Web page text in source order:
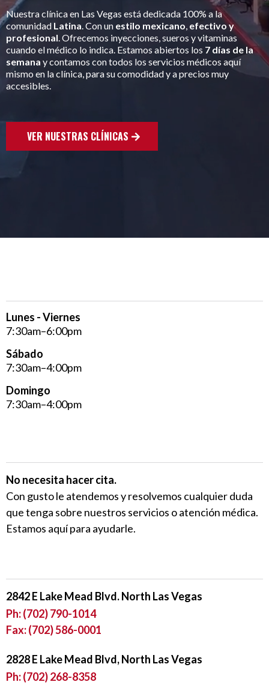
Nuestra clínica en Las Vegas está dedicada 100% a la
comunidad Latina. Con un estilo mexicano, efectivo y
profesional. Ofrecemos inyecciones, sueros y vitaminas
cuando el médico lo indica. Estamos abiertos los 7 días de la
semana y contamos con todos los servicios médicos aquí
mismo en la clínica, para su comodidad y a precios muy
accesibles.
VER NUESTRAS CLÍNICAS
Lunes - Viernes
7:30am–6:00pm
Sábado
7:30am–4:00pm
Domingo
7:30am–4:00pm
No necesita hacer cita.
Con gusto le atendemos y resolvemos cualquier duda
que tenga sobre nuestros servicios o atención médica.
Estamos aquí para ayudarle.
2842 E Lake Mead Blvd. North Las Vegas
Ph:(702) 790-1014
Fax: (702) 586-0001
2828 E Lake Mead Blvd, North Las Vegas
Ph:(702) 268-8358